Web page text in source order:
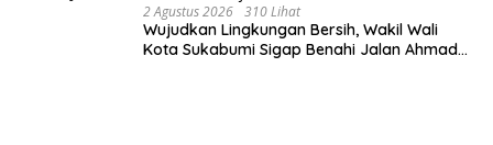
2 Agustus 2026 310 Lihat
Wujudkan Lingkungan Bersih, Wakil Wali
Kota Sukabumi Sigap Benahi Jalan Ahmad